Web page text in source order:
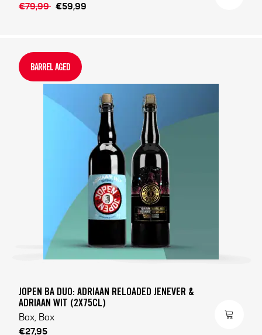
€79,99 €59,99
BARREL AGED
JOPEN BA DUO: ADRIAAN RELOADED JENEVER &
ADRIAAN WIT (2X75CL)
Box, Box
€27,95